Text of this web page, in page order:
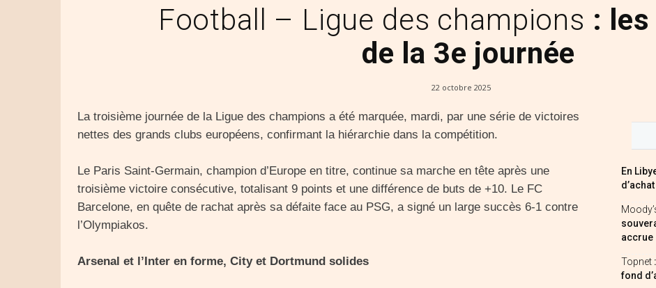
Football – Ligue des champions :
de la 3e journée
22 octobre 2025
La troisième journée de la Ligue des champions a été marquée, mardi, par une série de victoires
nettes des grands clubs européens, confirmant la hiérarchie dans la compétition.
Le Paris Saint-Germain, champion d’Europe en titre, continue sa marche en tête après une
troisième victoire consécutive, totalisant 9 points et une différence de buts de +10. Le FC
Barcelone, en quête de rachat après sa défaite face au PSG, a signé un large succès 6-1 contre
l’Olympiakos.
Arsenal et l’Inter en forme, City et Dortmund solides
En
accrue
Topnet
fond